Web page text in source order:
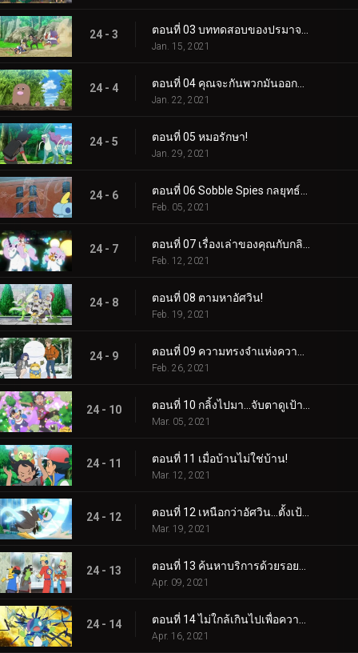
24 - 3
Jan. 15, 2021
24 - 4
Jan. 22, 2021
24 - 5 ตอนที่ 05 หมอรักษา!
Jan. 29, 2021
24 - 6
Feb. 05, 2021
24 - 7
Feb. 12, 2021
24 - 8 ตอนที่ 08 ตามหาอัศวิน!
Feb. 19, 2021
24 - 9
Feb. 26, 2021
24 - 10
Mar. 05, 2021
24 - 11 ตอนที่ 11 เมื่อบ้านไม่ใช่บ้าน!
Mar. 12, 2021
24 - 12
Mar. 19, 2021
24 - 13
Apr. 09, 2021
24 - 14
Apr. 16, 2021